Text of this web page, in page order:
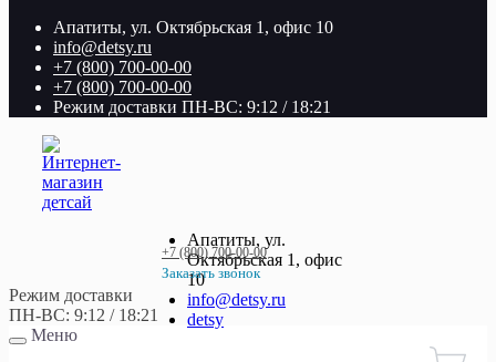
Апатиты, ул. Октябрьская 1, офис 10
info@detsy.ru
+7 (800) 700-00-00
+7 (800) 700-00-00
Режим доставки ПН-ВС: 9:12 / 18:21
+7 (800) 700-00-00
Заказать звонок
+7 (800) 700-00-00
Апатиты, ул.
Октябрьская 1, офис
10
info@detsy.ru
detsy
Режим доставки
ПН-ВС: 9:12 / 18:21
Меню